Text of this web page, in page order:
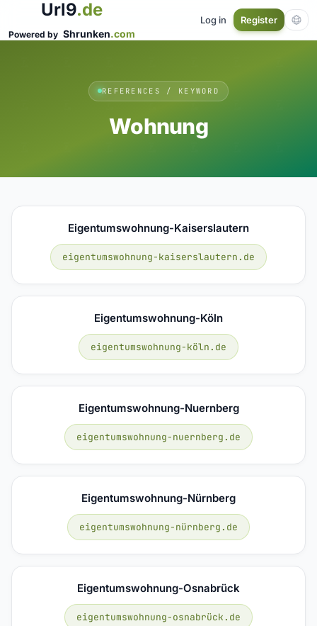
Url9.de
Powered by Shrunken.com
Log in Register
REFERENCES / KEYWORD
Wohnung
Eigentumswohnung-Kaiserslautern
eigentumswohnung-kaiserslautern.de
Eigentumswohnung-Köln
eigentumswohnung-köln.de
Eigentumswohnung-Nuernberg
eigentumswohnung-nuernberg.de
Eigentumswohnung-Nürnberg
eigentumswohnung-nürnberg.de
Eigentumswohnung-Osnabrück
eigentumswohnung-osnabrück.de